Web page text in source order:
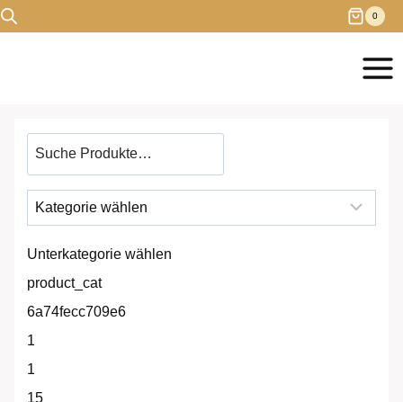
Zum
0
Produkt
suchen
Unterkategorie wählen
product_cat
6a74fecc709e6
1
1
15